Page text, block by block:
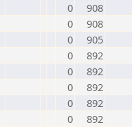
0
908
0
908
0
905
0
892
0
892
0
892
0
892
0
892